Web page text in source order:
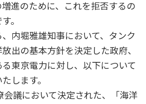
進のために、これを拒否するの
。
内堀雅雄知事において、タンク
出の基本方針を決定した政府、
東京電力に対し、以下について
します。
会議において決定された、「海洋